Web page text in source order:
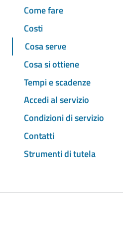
Come fare
Costi
Cosa serve
Cosa si ottiene
Tempi e scadenze
Accedi al servizio
Condizioni di servizio
Contatti
Strumenti di tutela